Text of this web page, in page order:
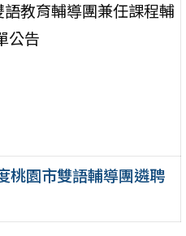
教育輔導團兼任課程輔
公告
桃園市雙語輔導團遴聘